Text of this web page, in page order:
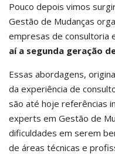
Pouco depois vimos
Gestão de Mudanças
empresas de consultoria
aí a segunda geração
Essas abordagens,
da experiência de
são até hoje referências
experts em Gestão de
dificuldades em serem
de áreas técnicas e